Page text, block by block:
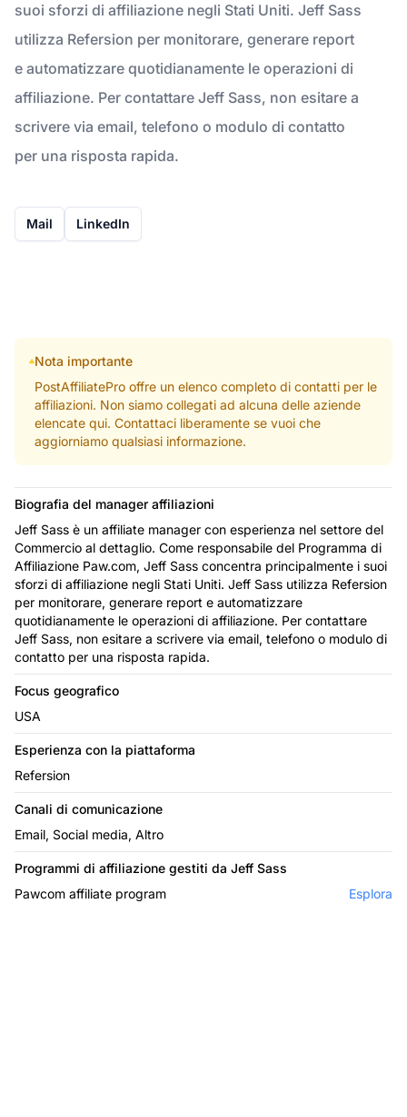
suoi sforzi di affiliazione negli Stati Uniti. Jeff Sass
utilizza Refersion per monitorare, generare report
e automatizzare quotidianamente le operazioni di
affiliazione. Per contattare Jeff Sass, non esitare a
scrivere via email, telefono o modulo di contatto
per una risposta rapida.
Mail LinkedIn
Nota importante
PostAffiliatePro offre un elenco completo di contatti per le
affiliazioni. Non siamo collegati ad alcuna delle aziende
elencate qui. Contattaci liberamente se vuoi che
aggiorniamo qualsiasi informazione.
Biografia del manager affiliazioni
Jeff Sass è un affiliate manager con esperienza nel settore del
Commercio al dettaglio. Come responsabile del Programma di
Affiliazione Paw.com, Jeff Sass concentra principalmente i suoi
sforzi di affiliazione negli Stati Uniti. Jeff Sass utilizza Refersion
per monitorare, generare report e automatizzare
quotidianamente le operazioni di affiliazione. Per contattare
Jeff Sass, non esitare a scrivere via email, telefono o modulo di
contatto per una risposta rapida.
Focus geografico
USA
Esperienza con la piattaforma
Refersion
Canali di comunicazione
Email, Social media, Altro
Programmi di affiliazione gestiti da Jeff Sass
Pawcom affiliate program
Esplora